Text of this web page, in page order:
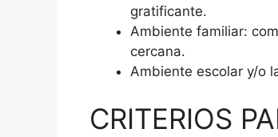
gratificante.
Ambiente familiar:
cercana.
Ambiente escolar y/o
CRITERIOS